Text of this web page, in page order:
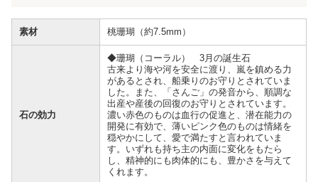
素材 桃珊瑚（約7.5mm）
石の効力
◆珊瑚（コーラル） 3月の誕生石
古来より海や河を安全に渡り、嵐を鎮める力
があるとされ、船乗りのお守りとされていま
した。また、「さんご」の発音から、順調な
出産や産後の回復のお守りとされています。
濃い赤色のものは血行の促進と、潜在能力の
開発に有効で、薄いピンク色のものは情緒を
穏やかにして、愛で満たすと言われていま
す。いずれも持ち主の内面に変化をもたら
し、精神的にも肉体的にも、豊かさを与えて
くれます。